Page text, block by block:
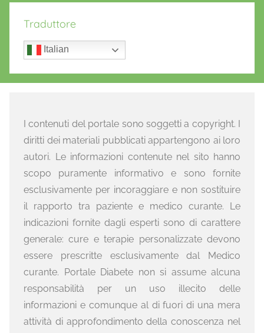
Traduttore
Italian
I contenuti del portale sono soggetti a copyright. I
diritti dei materiali pubblicati appartengono ai loro
autori. Le informazioni contenute nel sito hanno
scopo puramente informativo e sono fornite
esclusivamente per incoraggiare e non sostituire
il rapporto tra paziente e medico curante. Le
indicazioni fornite dagli esperti sono di carattere
generale: cure e terapie personalizzate devono
essere prescritte esclusivamente dal Medico
curante. Portale Diabete non si assume alcuna
responsabilità per un uso illecito delle
informazioni e comunque al di fuori di una mera
attività di approfondimento della conoscenza nel